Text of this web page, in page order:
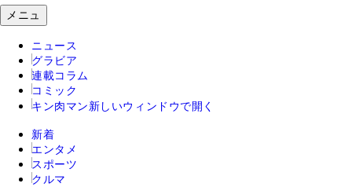
メニュ
ニュース
グラビア
連載コラム
コミック
キン肉マン 新しいウィンドウで開く
新着
エンタメ
スポーツ
クルマ